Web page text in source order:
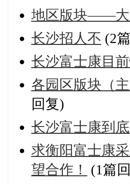
地区版块——大
长沙招人不 (2
长沙富士康目
各园区版块（
回复)
长沙富士康到
求衡阳富士康
望合作！
(1篇